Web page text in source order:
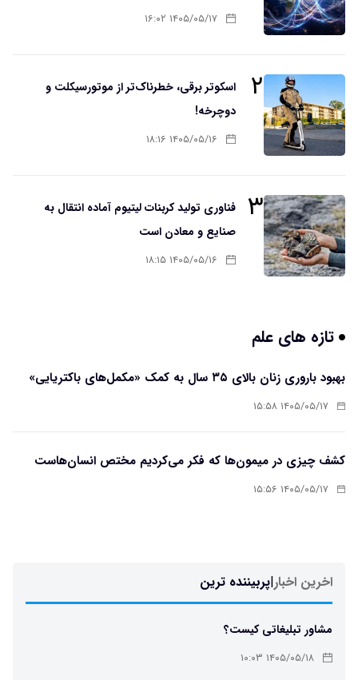
۱۴۰۵/۰۵/۱۷ ۱۶:۰۲
۲
اسکوتر برقی، خطرناک‌تر از موتورسیکلت و
دوچرخه!
۱۴۰۵/۰۵/۱۶ ۱۸:۱۶
۳
فناوری تولید کربنات لیتیوم آماده انتقال به
صنایع و معادن است
۱۴۰۵/۰۵/۱۶ ۱۸:۱۵
تازه های علم
بهبود باروری زنان بالای ۳۵ سال به کمک «مکمل‌های باکتریایی»
۱۴۰۵/۰۵/۱۷ ۱۵:۵۸
کشف چیزی در میمون‌ها که فکر می‌کردیم مختص انسان‌هاست
۱۴۰۵/۰۵/۱۷ ۱۵:۵۶
اخرین اخبار|پربیننده ترین
مشاور تبلیغاتی کیست؟
۱۴۰۵/۰۵/۱۸ ۱۰:۰۳